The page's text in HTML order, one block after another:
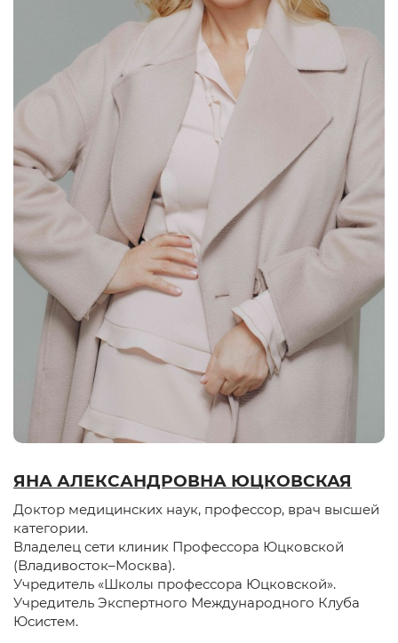
ЯНА АЛЕКСАНДРОВНА ЮЦКОВСКАЯ
Доктор медицинских наук, профессор, врач высшей
категории.
Владелец сети клиник Профессора Юцковской
(Владивосток–Москва).
Учредитель «Школы профессора Юцковской».
Учредитель Экспертного Международного Клуба
Юсистем.